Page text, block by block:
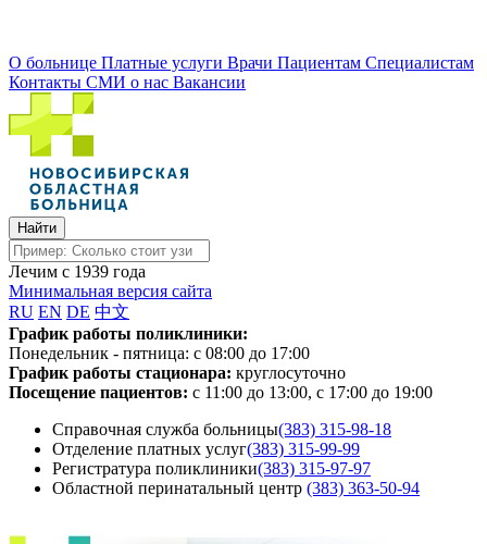
О больнице Платные услуги Врачи Пациентам Специалистам
Контакты СМИ о нас Вакансии
Лечим с 1939 года
Минимальная версия сайта
RU EN DE 中文
График работы поликлиники:
Понедельник - пятница: с 08:00 до 17:00
График работы стационара: круглосуточно
Посещение пациентов: с 11:00 до 13:00, с 17:00 до 19:00
Справочная служба больницы(383) 315-98-18
Отделение платных услуг(383) 315-99-99
Регистратура поликлиники(383) 315-97-97
Областной перинатальный центр (383) 363-50-94